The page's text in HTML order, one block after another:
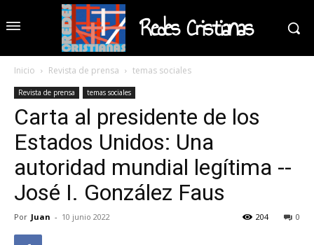
Redes Cristianas
Inicio Revista de prensa temas sociales
Revista de prensa temas sociales
Carta al presidente de los
Estados Unidos: Una
autoridad mundial legítima --
José I. González Faus
Por Juan - 10 junio 2022 0
204